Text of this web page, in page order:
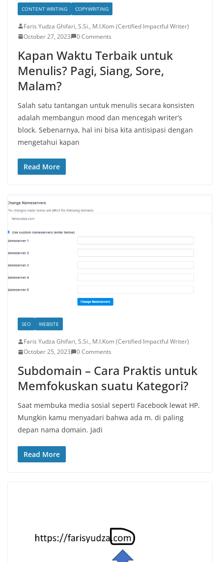
CONTENT WRITING COPYWRITING
Faris Yudza Ghifari, S.Si., M.I.Kom (Certified Impactful Writer)
October 27, 2023
0 Comments
Kapan Waktu Terbaik untuk
Menulis? Pagi, Siang, Sore,
Malam?
Salah satu tantangan untuk menulis secara konsisten
adalah membangun mood dan mencegah writer’s
block. Sebenarnya, hal ini bisa kita antisipasi dengan
mengetahui kapan
Read More
SEO WEBSITE
Faris Yudza Ghifari, S.Si., M.I.Kom (Certified Impactful Writer)
October 25, 2023
0 Comments
Subdomain – Cara Praktis untuk
Memfokuskan suatu Kategori?
Saat membuka media sosial seperti Facebook lewat HP.
Mungkin kamu menyadari bahwa ada m. di paling
depan nama domain. Jadi
Read More